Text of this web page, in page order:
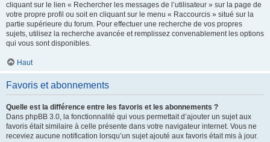
cliquant sur le lien « Rechercher les messages de l’utilisateur » sur la page de
votre propre profil ou soit en cliquant sur le menu « Raccourcis » situé sur la
partie supérieure du forum. Pour effectuer une recherche de vos propres
sujets, utilisez la recherche avancée et remplissez convenablement les options
qui vous sont disponibles.
Haut
Favoris et abonnements
Quelle est la différence entre les favoris et les abonnements ?
Dans phpBB 3.0, la fonctionnalité qui vous permettait d’ajouter un sujet aux
favoris était similaire à celle présente dans votre navigateur internet. Vous ne
receviez aucune notification lorsqu’un sujet ajouté aux favoris était mis à jour.